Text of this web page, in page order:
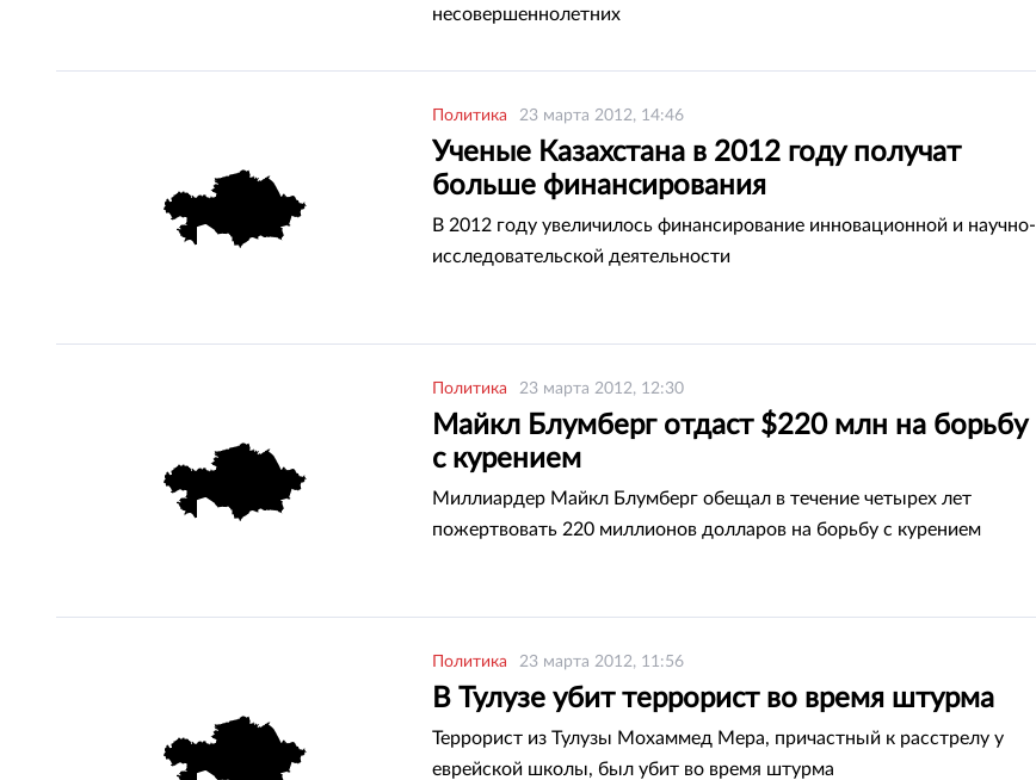
несовершеннолетних
Политика 23 марта 2012, 14:46
Ученые Казахстана в 2012 году получат
больше финансирования
В 2012 году увеличилось финансирование инновационной и научно-
исследовательской деятельности
Политика 23 марта 2012, 12:30
Майкл Блумберг отдаст $220 млн на борьбу
с курением
Миллиардер Майкл Блумберг обещал в течение четырех лет
пожертвовать 220 миллионов долларов на борьбу с курением
Политика 23 марта 2012, 11:56
В Тулузе убит террорист во время штурма
Террорист из Тулузы Мохаммед Мера, причастный к расстрелу у
еврейской школы, был убит во время штурма